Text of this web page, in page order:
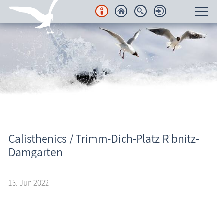
Unterkünfte
Regionales
Urlaubsorte
Freizeit
Wissenswertes
Veranstaltungen
Aktuelles
Calisthenics / Trimm-Dich-Platz Ribnitz-
Damgarten
13. Jun 2022